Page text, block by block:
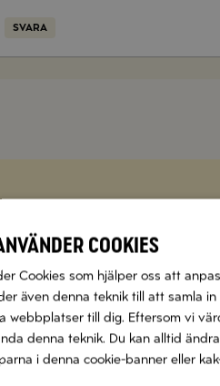
SVARA
Zetas populära
nyhetsbrev som förenklar
smaker.
Prenumerera
cookies
Cookies som hjälper oss att
även denna teknik till att samla
webbplatser till dig. Eftersom vi
denna teknik. Du kan alltid
i denna cookie-banner eller